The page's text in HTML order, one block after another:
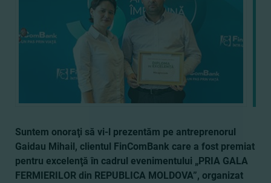
Suntem onoraţi să vi-l prezentăm pe antreprenorul
Gaidau Mihail, clientul FinComBank care a fost premiat
pentru excelenţă în cadrul evenimentului „PRIA GALA
FERMIERILOR din REPUBLICA MOLDOVA”, organizat